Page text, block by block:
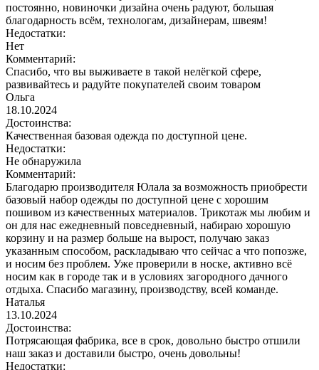
постоянно, новиночки дизайна очень радуют, большая
благодарность всём, технологам, дизайнерам, швеям!
Недостатки:
Нет
Комментарий:
Спасибо, что вы выживаете в такой нелёгкой сфере,
развивайтесь и радуйте покупателей своим товаром
Ольга
18.10.2024
Достоинства:
Качественная базовая одежда по доступной цене.
Недостатки:
Не обнаружила
Комментарий:
Благодарю производителя Юлала за возможность приобрести
базовый набор одежды по доступной цене с хорошим
пошивом из качественных материалов. Трикотаж мы любим и
он для нас ежедневный повседневный, набираю хорошую
корзину и на размер больше на вырост, получаю заказ
указанным способом, раскладываю что сейчас а что попозже,
и носим без проблем. Уже проверили в носке, активно всё
носим как в городе так и в условиях загородного дачного
отдыха. Спасибо магазину, производству, всей команде.
Наталья
13.10.2024
Достоинства:
Потрясающая фабрика, все в срок, довольно быстро отшили
наш заказ и доставили быстро, очень довольны!
Недостатки: